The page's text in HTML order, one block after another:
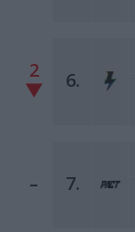
2
▼
6.
– 7.